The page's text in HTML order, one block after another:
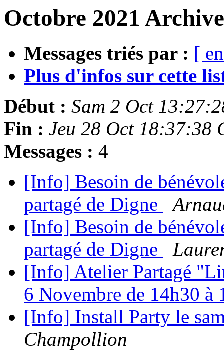
Octobre 2021
Messages triés par : [
Plus d'infos sur cette
Début : Sam 2 Oct
Fin : Jeu 28 Oct 18:37:38
Messages : 4
[Info] Besoin de
partagé de Digne
[Info] Besoin de
partagé de Digne
[Info] Atelier Partagé
6 Novembre de 14h30 à
[Info] Install Party le
Champollion